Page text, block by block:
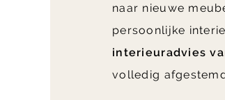
naar nieuwe
persoonlijke
interieuradvies
volledig